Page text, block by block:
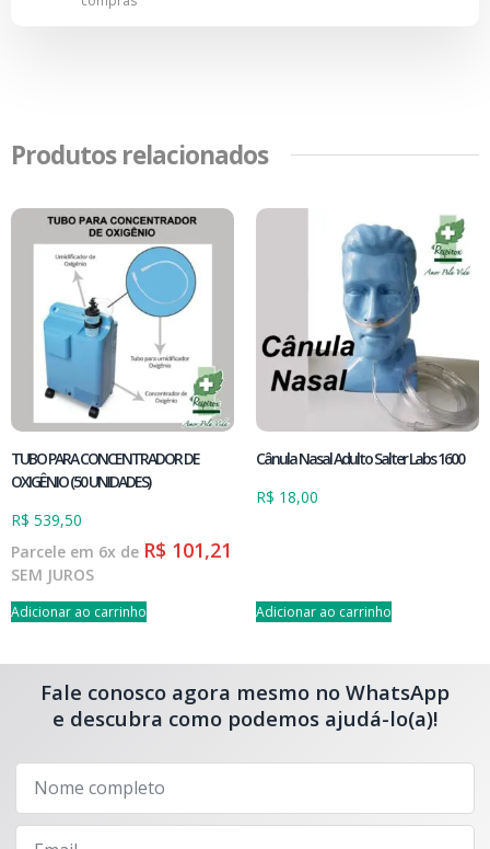
Produtos relacionados
TUBO PARA CONCENTRADOR DE
OXIGÊNIO (50 UNIDADES)
R$ 539,50
Parcele em 6x de R$ 101,21
SEM JUROS
Adicionar ao carrinho
Cânula Nasal Adulto Salter Labs 1600
R$ 18,00
Adicionar ao carrinho
Fale conosco agora mesmo no WhatsApp
e descubra como podemos ajudá-lo(a)!